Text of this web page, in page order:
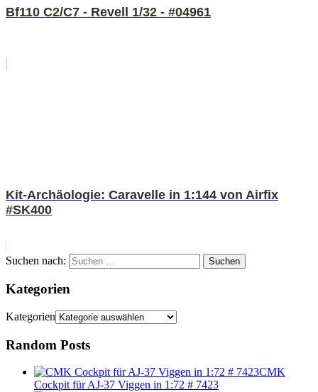
Bf110 C2/C7 - Revell 1/32 - #04961
Kit-Archäologie: Caravelle in 1:144 von Airfix
#SK400
Suchen nach: Suchen
Kategorien
Kategorien
Random Posts
CMK
Cockpit für AJ-37 Viggen in 1:72 # 7423